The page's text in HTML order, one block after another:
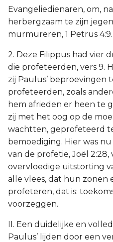
Evangeliedienaren, om,
herbergzaam te zijn
murmureren, 1 Petrus 4:9.
2. Deze Filippus had vier
die profeteerden, vers 9.
zij Paulus’ beproevingen
profeteerden, zoals
hem afrieden er heen te
zij met het oog op de
wachtten, geprofeteerd
bemoediging. Hier was
van de profetie, Joël 2:28,
overvloedige uitstorting
alle vlees, dat hun
profeteren, dat is:
voorzeggen.
II. Een duidelijke en
Paulus’ lijden door een